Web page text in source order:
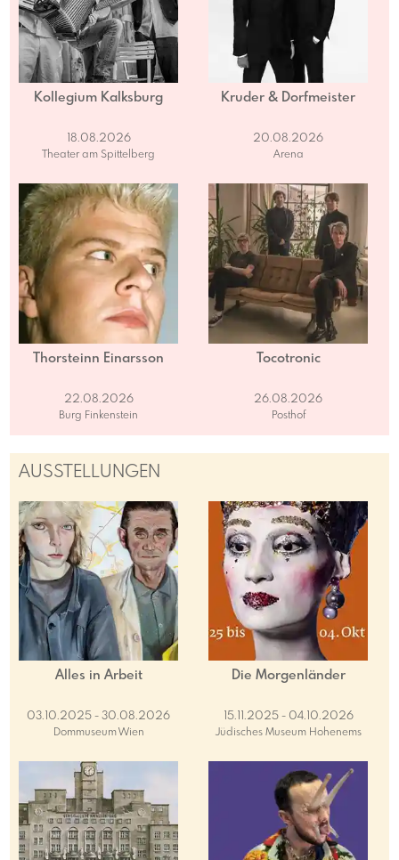
Kollegium Kalksburg
18.08.2026
Theater am Spittelberg
Kruder & Dorfmeister
20.08.2026
Arena
Thorsteinn Einarsson
22.08.2026
Burg Finkenstein
Tocotronic
26.08.2026
Posthof
AUSSTELLUNGEN
Alles in Arbeit
03.10.2025 - 30.08.2026
Dommuseum Wien
Die Morgenländer
15.11.2025 - 04.10.2026
Jüdisches Museum Hohenems